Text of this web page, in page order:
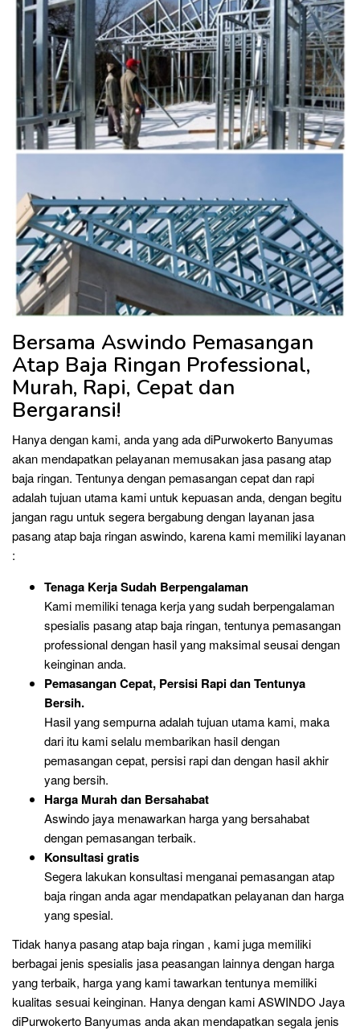
Bersama Aswindo Pemasangan
Atap Baja Ringan Professional,
Murah, Rapi, Cepat dan
Bergaransi!
Hanya dengan kami, anda yang ada diPurwokerto Banyumas
akan mendapatkan pelayanan memusakan jasa pasang atap
baja ringan. Tentunya dengan pemasangan cepat dan rapi
adalah tujuan utama kami untuk kepuasan anda, dengan begitu
jangan ragu untuk segera bergabung dengan layanan jasa
pasang atap baja ringan aswindo, karena kami memiliki layanan
:
Tenaga Kerja Sudah Berpengalaman
Kami memiliki tenaga kerja yang sudah berpengalaman
spesialis pasang atap baja ringan, tentunya pemasangan
professional dengan hasil yang maksimal seusai dengan
keinginan anda.
Pemasangan Cepat, Persisi Rapi dan Tentunya
Bersih.
Hasil yang sempurna adalah tujuan utama kami, maka
dari itu kami selalu membarikan hasil dengan
pemasangan cepat, persisi rapi dan dengan hasil akhir
yang bersih.
Harga Murah dan Bersahabat
Aswindo jaya menawarkan harga yang bersahabat
dengan pemasangan terbaik.
Konsultasi gratis
Segera lakukan konsultasi menganai pemasangan atap
baja ringan anda agar mendapatkan pelayanan dan harga
yang spesial.
Tidak hanya pasang atap baja ringan , kami juga memiliki
berbagai jenis spesialis jasa peasangan lainnya dengan harga
yang terbaik, harga yang kami tawarkan tentunya memiliki
kualitas sesuai keinginan. Hanya dengan kami ASWINDO Jaya
diPurwokerto Banyumas anda akan mendapatkan segala jenis